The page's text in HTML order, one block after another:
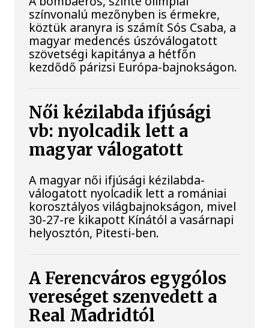
színvonalú mezőnyben is érmekre,
köztük aranyra is számít Sós Csaba, a
magyar medencés úszóválogatott
szövetségi kapitánya a hétfőn
kezdődő párizsi Európa-bajnokságon.
Női kézilabda ifjúsági
vb: nyolcadik lett a
magyar válogatott
A magyar női ifjúsági kézilabda-
válogatott nyolcadik lett a romániai
korosztályos világbajnokságon, mivel
30-27-re kikapott Kínától a vasárnapi
helyosztón, Pitesti-ben.
A Ferencváros egygólos
vereséget szenvedett a
Real Madridtól